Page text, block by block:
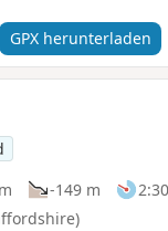
GPX herunterladen
-149 m